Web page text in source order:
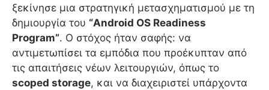
ξεκίνησε μια στρατηγική μετασχηματισμού με τη
δημιουργία του “Android OS Readiness
Program”. Ο στόχος ήταν σαφής: να
αντιμετωπίσει τα εμπόδια που προέκυπταν από
τις απαιτήσεις νέων λειτουργιών, όπως το
scoped storage, και να διαχειριστεί υπάρχοντα